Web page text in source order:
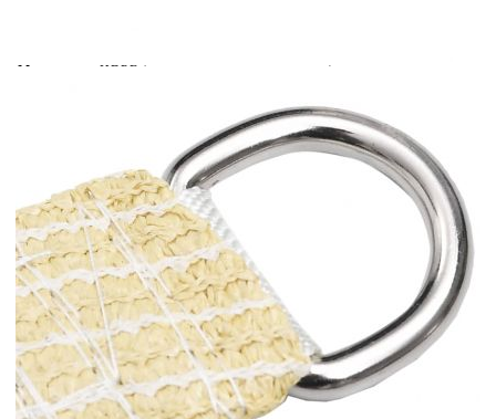
Материал:
HDPE (полиетилен с висока плътност)
Купи на изплащане
Credit calculator
Платно-сенник, 160 г/м², бежово, 2x3 м, HDPE
Please select credit institution
Цена на продукта: €20.00
Extraction of information from credit institutions
Предоставената таблица е с информационна цел.
Добавете продукта в количката си с бутона "Добави в
количката" и при поръчка ще можете да изберете броя
вноски на кредита.